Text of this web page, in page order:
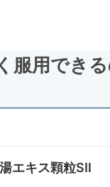
服用できる
エキス顆粒SⅡ